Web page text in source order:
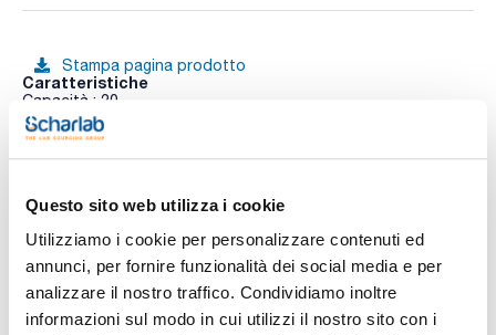
Questo sito web utilizza i cookie
Utilizziamo i cookie per personalizzare contenuti ed
annunci, per fornire funzionalità dei social media e per
analizzare il nostro traffico. Condividiamo inoltre
informazioni sul modo in cui utilizzi il nostro sito con i
Stampa pagina prodotto
Caratteristiche
Capacità : 20
Dimensioni LxHxP (mm) : 400x180x400
Carico max. (kg) : 50
Vasche di ritenzione per piccoli contenitori in PE.
Vedi di più
Documentazione tecnica
TDS / Scheda tecnica
COA